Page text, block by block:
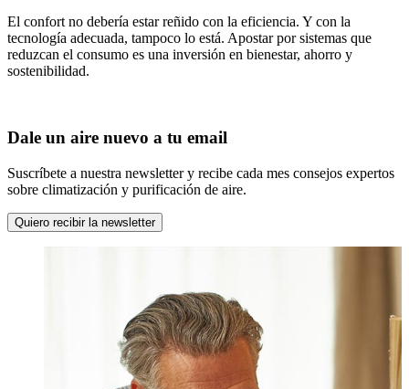
El confort no debería estar reñido con la eficiencia. Y con la
tecnología adecuada, tampoco lo está. Apostar por sistemas que
reduzcan el consumo es una inversión en bienestar, ahorro y
sostenibilidad.
Dale un aire nuevo a tu email
Suscríbete a nuestra newsletter y recibe cada mes consejos expertos
sobre climatización y purificación de aire.
Quiero recibir la newsletter